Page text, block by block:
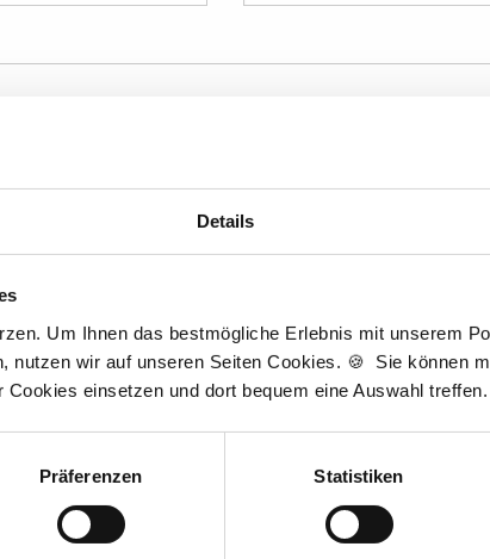
Details
Um Ihnen das bestmögliche Erlebnis mit unserem
nutzen wir auf unseren Seiten Cookies. 🍪 Sie können
einsetzen und dort bequem eine Auswahl treffen.
Präferenzen Statistiken
Titel
Nachname*
WhatsApp